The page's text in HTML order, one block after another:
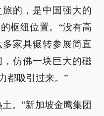
的，是中国强大的
枢纽位置。“没有高
家具辗转参展简直
仿佛一块巨大的磁
都吸引过来。”
。”新加坡金鹰集团